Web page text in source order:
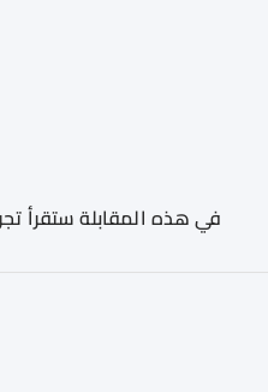
في هذه المقابلة ستقرأ